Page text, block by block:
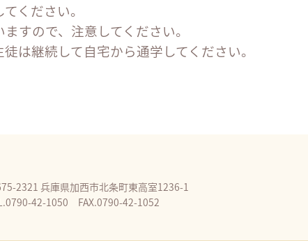
ください。
すので、注意してください。
は継続して自宅から通学してください。
2321 兵庫県加西市北条町東高室1236-1
42-1050 FAX.0790-42-1052